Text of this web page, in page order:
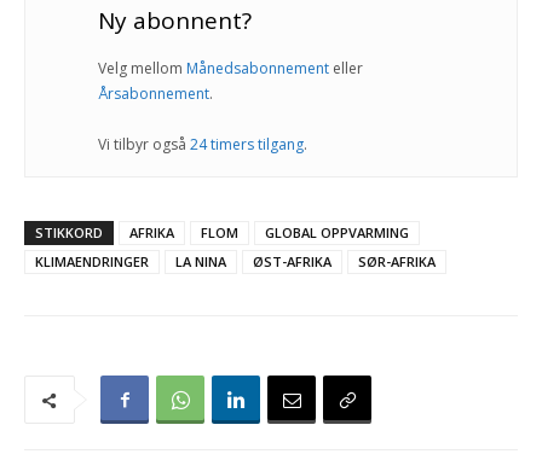
Ny abonnent?
Velg mellom Månedsabonnement eller
Årsabonnement.
Vi tilbyr også 24 timers tilgang.
STIKKORD AFRIKA FLOM
GLOBAL OPPVARMING
KLIMAENDRINGER
LA NINA ØST-AFRIKA SØR-AFRIKA